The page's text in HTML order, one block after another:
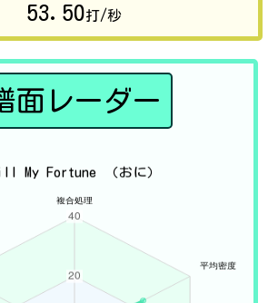
53.50打/秒
面レーダー